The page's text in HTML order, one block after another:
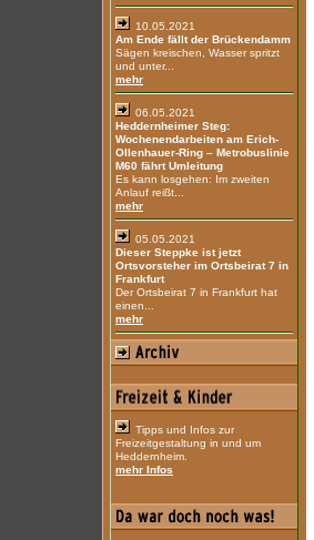
10.05.2021
Am Ende fällt der Brückendamm
Sägen kreischen, Wasser spritzt
und unter...
mehr
06.05.2021
Heddernheimer Steg:
Wochenendarbeiten am Erich-
Ollenhauer-Ring – Metrobuslinie
M60 fährt Umleitung
Es kann losgehen: Im zweiten
Anlauf reißt...
mehr
05.05.2021
Dieser Steppke ist jetzt
Ortsvorsteher im Ortsbeirat 7 in
Frankfurt
Der Ortsbeirat 7 in Frankfurt hat
einen...
mehr
Tipps und Infos zur
Freizeitgestaltung in und um
Heddernheim.
mehr Infos